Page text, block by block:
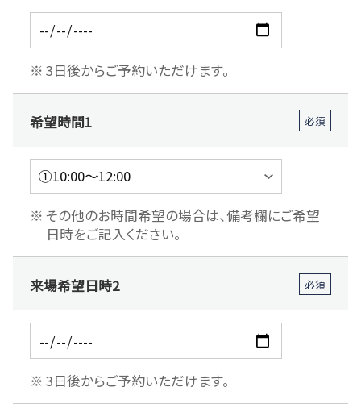
3日後からご予約いただけます。
希望時間1 必須
その他のお時間希望の場合は、備考欄にご希望
日時をご記入ください。
来場希望日時2 必須
3日後からご予約いただけます。